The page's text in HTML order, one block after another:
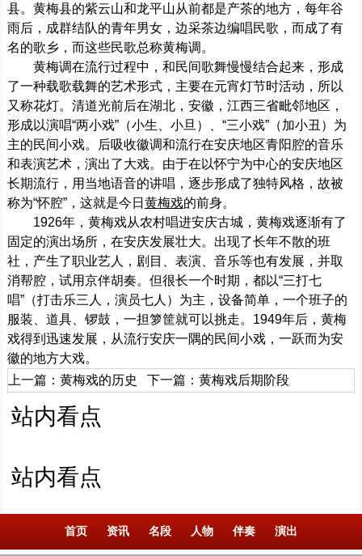
县。黄梅县的紫云山和龙平山从前都是产茶的地方，每年谷
雨后，成群结队的青年男女，边采茶边编唱民歌，而成了有
名的歌乡，而这些民歌总称黄梅调。
黄梅调在流行过程中，和民间歌舞慢慢结合起来，形成
了一种载歌载舞的艺术形式，主要在元宵灯节时活动，所以
又称花灯。清道光前后在湖北，安徽，江西三省毗邻地区，
形成以演唱“两小戏”（小生、小旦）、“三小戏”（加小丑）为
主的民间小戏。后吸收徽调和流行在安庆地区青阳腔的音乐
和表演艺术，演出了大戏。由于在以怀宁为中心的安庆地区
长期流行，用当地语音的讲唱，逐步形成了独特风格，故被
称为“怀腔”，这就是今日 黄梅戏的前身。
1926年，黄梅戏从农村唱进安庆古城，黄梅戏逐渐有了
固定的演出场所，在安庆发展壮大。出现了长年不散的班
社，产生了职业艺人，剧目、表演、音乐等也有发展，并取
消帮腔，试用京伴胡奏。但很长一个时期，都以“三打七
唱”（打击乐三人，演员七人）为主，设备简单，一个班子的
服装、道具、锣鼓，一担箩筐就可以挑走。1949年后，黄梅
戏得到迅速发展，从流行安庆一隅的民间小戏，一跃而为安
徽的地方大戏。
上一篇：黄梅戏的历史 下一篇：黄梅戏后期阶段
站内看点
站内看点
首页 资讯 名段 人物 伴奏 演出